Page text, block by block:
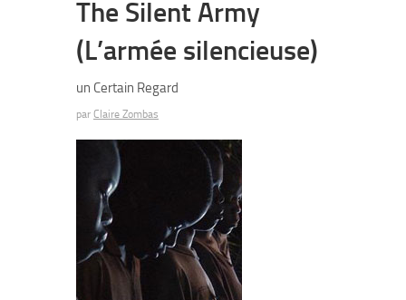
The Silent Army
(L’armée silencieuse)
un Certain Regard
par Claire Zombas